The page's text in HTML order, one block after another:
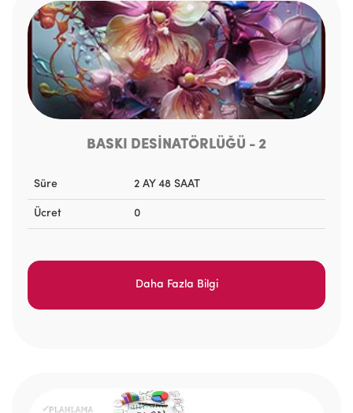
BASKI DESİNATÖRLÜĞÜ - 2
Süre 2 AY 48 SAAT
Ücret 0
Daha Fazla Bilgi